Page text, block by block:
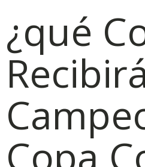
¿qué
Copa